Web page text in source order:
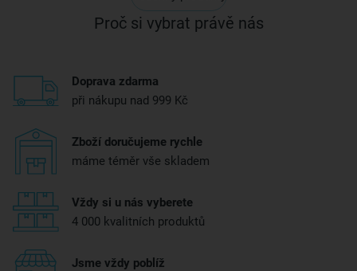
Proč si vybrat právě nás
Doprava zdarma
při nákupu nad 999 Kč
Zboží doručujeme rychle
máme téměr vše skladem
Vždy si u nás vyberete
4 000 kvalitních produktů
Jsme vždy poblíž